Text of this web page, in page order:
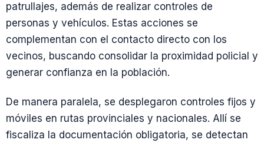
patrullajes, además de realizar controles de
personas y vehículos. Estas acciones se
complementan con el contacto directo con los
vecinos, buscando consolidar la proximidad policial y
generar confianza en la población.
De manera paralela, se desplegaron controles fijos y
móviles en rutas provinciales y nacionales. Allí se
fiscaliza la documentación obligatoria, se detectan